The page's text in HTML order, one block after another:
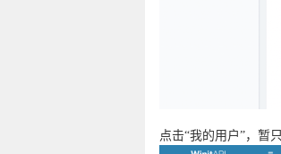
点击“我的用户”，暂